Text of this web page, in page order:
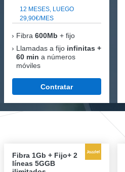
12 MESES, LUEGO
29,90€/MES
Fibra 600Mb + fijo
Llamadas a fijo infinitas +
60 min a números
móviles
Contratar
Fibra 1Gb + Fijo+ 2
líneas 5GGB